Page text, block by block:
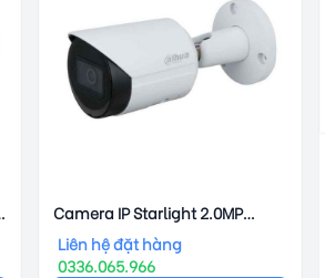
Camera IP Starlight 2.0MP
DAHUA DH-IPC-HFW2231SP-S-
S2
Liên hệ đặt hàng
0336.065.966